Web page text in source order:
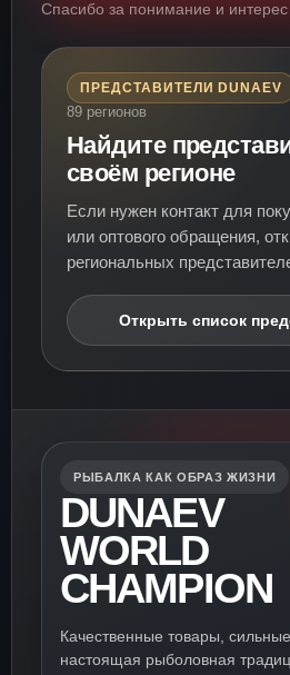
Спасибо за понимание и интерес
ПРЕДСТАВИТЕЛИ DUNAEV
89 регионов
Найдите
своём регионе
Если нужен контакт для
или оптового обращения,
региональных
Открыть список
РЫБАЛКА КАК ОБРАЗ ЖИЗНИ
DUNAEV
WORLD
CHAMPION
Качественные товары,
настоящая рыболовная